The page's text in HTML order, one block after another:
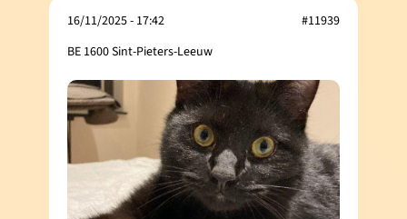
16/11/2025 - 17:42
BE 1600 Sint-Pieters-Leeuw
#11939